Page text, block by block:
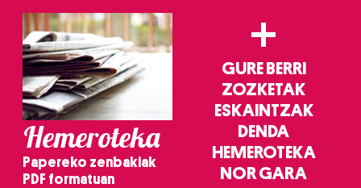
Hemeroteka
Papereko zenbakiak
PDF formatuan
+
GURE BERRI
ZOZKETAK
ESKAINTZAK
DENDA
HEMEROTEKA
NOR GARA